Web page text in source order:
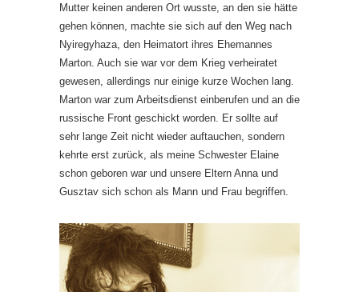
Mutter keinen anderen Ort wusste, an den sie hätte
gehen können, machte sie sich auf den Weg nach
Nyiregyhaza, den Heimatort ihres Ehemannes
Marton. Auch sie war vor dem Krieg verheiratet
gewesen, allerdings nur einige kurze Wochen lang.
Marton war zum Arbeitsdienst einberufen und an die
russische Front geschickt worden. Er sollte auf
sehr lange Zeit nicht wieder auftauchen, sondern
kehrte erst zurück, als meine Schwester Elaine
schon geboren war und unsere Eltern Anna und
Gusztav sich schon als Mann und Frau begriffen.